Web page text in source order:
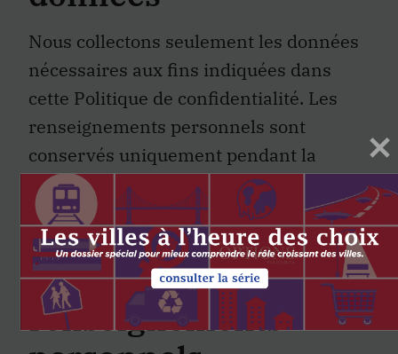
Nous collectons seulement les données
nécessaires aux fins indiquées dans
cette Politique de confidentialité. Les
renseignements personnels sont
conservés uniquement pendant la
période nécessaire àces fins. Nous ne
divulguons aucun renseignement
personnel àdes tierces parties.
Protection des
renseignements